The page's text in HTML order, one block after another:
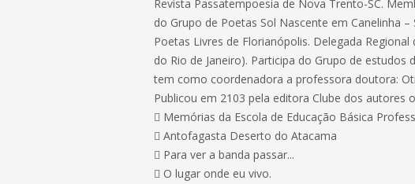
Revista Passatempoesia de Nova Trento-SC.
do Grupo de Poetas Sol Nascente em Canelinha
Poetas Livres de Florianópolis. Delegada
do Rio de Janeiro). Participa do Grupo de
tem como coordenadora a professora doutora:
Publicou em 2103 pela editora Clube dos autores
 Memórias da Escola de Educação Básica
 Antofagasta Deserto do Atacama
 Para ver a banda passar...
 O lugar onde eu vivo.